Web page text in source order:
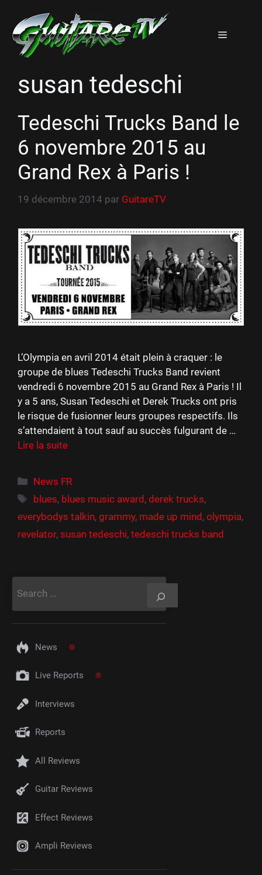
contenu
Menu
susan tedeschi
Tedeschi Trucks Band le
6 novembre 2015 au
Grand Rex à Paris !
19 décembre 2014 par GuitareTV
L’Olympia en avril 2014 était plein à craquer : le
groupe de blues Tedeschi Trucks Band revient
vendredi 6 novembre 2015 au Grand Rex à Paris ! Il
y a 5 ans, Susan Tedeschi et Derek Trucks ont pris
le risque de fusionner leurs groupes respectifs. Ils
s’attendaient à tout sauf au succès fulgurant de …
Lire la suite
Catégories
News FR
Étiquettes
blues, blues music award,derek trucks,
everybodys talkin, grammy, made up mind, olympia,
revelator, susan tedeschi, tedeschi trucks band
News
Live Reports
Interviews
Reports
All Reviews
Guitar Reviews
Effect Reviews
Ampli Reviews